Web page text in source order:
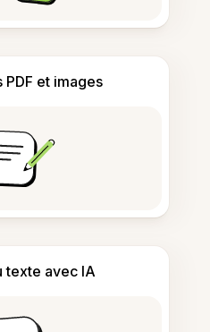
et images
texte avec IA